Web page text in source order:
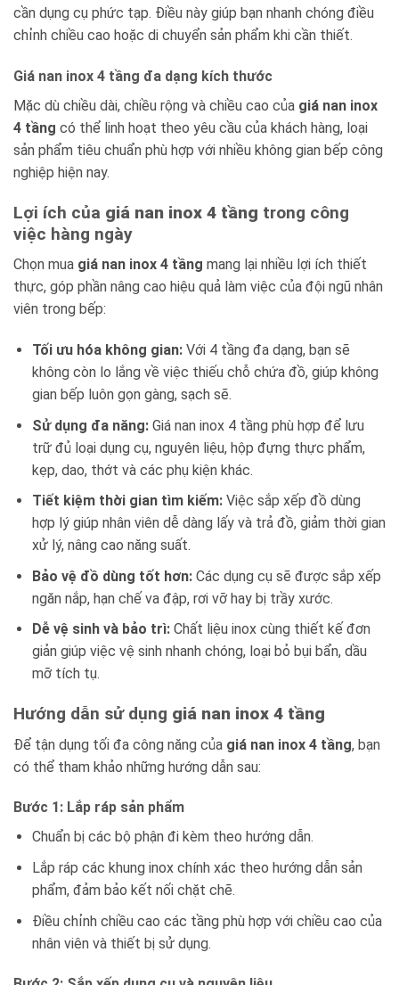
cần dụng cụ phức tạp. Điều này giúp bạn nhanh chóng điều
chỉnh chiều cao hoặc di chuyển sản phẩm khi cần thiết.
Giá nan inox 4 tầng đa dạng kích thước
Mặc dù chiều dài, chiều rộng và chiều cao của giá nan inox
4 tầng có thể linh hoạt theo yêu cầu của khách hàng, loại
sản phẩm tiêu chuẩn phù hợp với nhiều không gian bếp công
nghiệp hiện nay.
Lợi ích của giá nan inox 4 tầng trong công
việc hàng ngày
Chọn mua giá nan inox 4 tầng mang lại nhiều lợi ích thiết
thực, góp phần nâng cao hiệu quả làm việc của đội ngũ nhân
viên trong bếp:
Tối ưu hóa không gian:Với 4 tầng đa dạng, bạn sẽ
không còn lo lắng về việc thiếu chỗ chứa đồ, giúp không
gian bếp luôn gọn gàng, sạch sẽ.
Sử dụng đa năng:Giá nan inox 4 tầng phù hợp để lưu
trữ đủ loại dụng cụ, nguyên liệu, hộp đựng thực phẩm,
kẹp, dao, thớt và các phụ kiện khác.
Tiết kiệm thời gian tìm kiếm:Việc sắp xếp đồ dùng
hợp lý giúp nhân viên dễ dàng lấy và trả đồ, giảm thời gian
xử lý, nâng cao năng suất.
Bảo vệ đồ dùng tốt hơn:Các dụng cụ sẽ được sắp xếp
ngăn nắp, hạn chế va đập, rơi vỡ hay bị trầy xước.
Dễ vệ sinh và bảo trì:Chất liệu inox cùng thiết kế đơn
giản giúp việc vệ sinh nhanh chóng, loại bỏ bụi bẩn, dầu
mỡ tích tụ.
Hướng dẫn sử dụng giá nan inox 4 tầng
Để tận dụng tối đa công năng của giá nan inox 4 tầng, bạn
có thể tham khảo những hướng dẫn sau:
Bước 1: Lắp ráp sản phẩm
Chuẩn bị các bộ phận đi kèm theo hướng dẫn.
Lắp ráp các khung inox chính xác theo hướng dẫn sản
phẩm, đảm bảo kết nối chặt chẽ.
Điều chỉnh chiều cao các tầng phù hợp với chiều cao của
nhân viên và thiết bị sử dụng.